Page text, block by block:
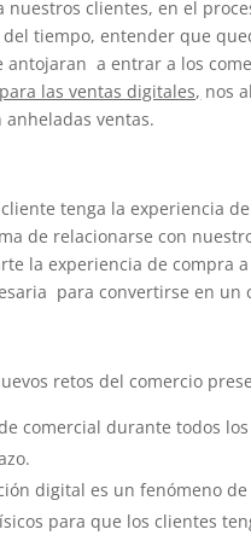
clientes, en el
tiempo, entender que
antojaran a entrar a los
las ventas digitales, nos
ventas.
tenga la experiencia
de relacionarse con
la experiencia de
para convertirse en un
retos del comercio
comercial durante todos
digital es un fenómeno
para que los clientes